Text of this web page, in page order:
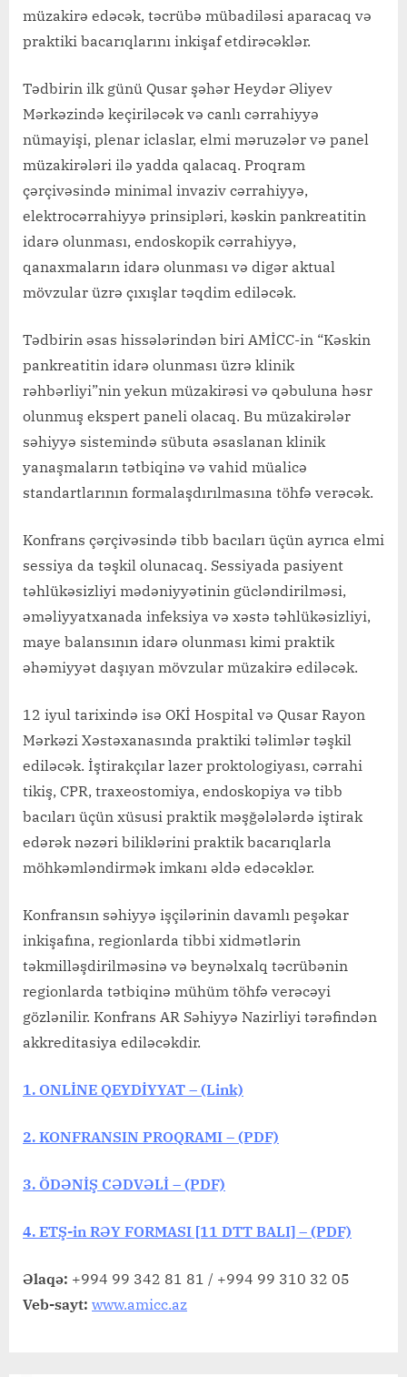
müzakirə edəcək, təcrübə mübadiləsi aparacaq və
praktiki bacarıqlarını inkişaf etdirəcəklər.
Tədbirin ilk günü Qusar şəhər Heydər Əliyev
Mərkəzində keçiriləcək və canlı cərrahiyyə
nümayişi, plenar iclaslar, elmi məruzələr və panel
müzakirələri ilə yadda qalacaq. Proqram
çərçivəsində minimal invaziv cərrahiyyə,
elektrocərrahiyyə prinsipləri, kəskin pankreatitin
idarə olunması, endoskopik cərrahiyyə,
qanaxmaların idarə olunması və digər aktual
mövzular üzrə çıxışlar təqdim ediləcək.
Tədbirin əsas hissələrindən biri AMİCC-in “Kəskin
pankreatitin idarə olunması üzrə klinik
rəhbərliyi”nin yekun müzakirəsi və qəbuluna həsr
olunmuş ekspert paneli olacaq. Bu müzakirələr
səhiyyə sistemində sübuta əsaslanan klinik
yanaşmaların tətbiqinə və vahid müalicə
standartlarının formalaşdırılmasına töhfə verəcək.
Konfrans çərçivəsində tibb bacıları üçün ayrıca elmi
sessiya da təşkil olunacaq. Sessiyada pasiyent
təhlükəsizliyi mədəniyyətinin gücləndirilməsi,
əməliyyatxanada infeksiya və xəstə təhlükəsizliyi,
maye balansının idarə olunması kimi praktik
əhəmiyyət daşıyan mövzular müzakirə ediləcək.
12 iyul tarixində isə OKİ Hospital və Qusar Rayon
Mərkəzi Xəstəxanasında praktiki təlimlər təşkil
ediləcək. İştirakçılar lazer proktologiyası, cərrahi
tikiş, CPR, traxeostomiya, endoskopiya və tibb
bacıları üçün xüsusi praktik məşğələlərdə iştirak
edərək nəzəri biliklərini praktik bacarıqlarla
möhkəmləndirmək imkanı əldə edəcəklər.
Konfransın səhiyyə işçilərinin davamlı peşəkar
inkişafına, regionlarda tibbi xidmətlərin
təkmilləşdirilməsinə və beynəlxalq təcrübənin
regionlarda tətbiqinə mühüm töhfə verəcəyi
gözlənilir. Konfrans AR Səhiyyə Nazirliyi tərəfindən
akkreditasiya ediləcəkdir.
1. ONLİNE QEYDİYYAT – (Link)
2. KONFRANSIN PROQRAMI – (PDF)
3. ÖDƏNİŞ CƏDVƏLİ – (PDF)
4. ETŞ-in RƏY FORMASI [11 DTT BALI] – (PDF)
Əlaqə: +994 99 342 81 81 / +994 99 310 32 05
Veb-sayt: www.amicc.az